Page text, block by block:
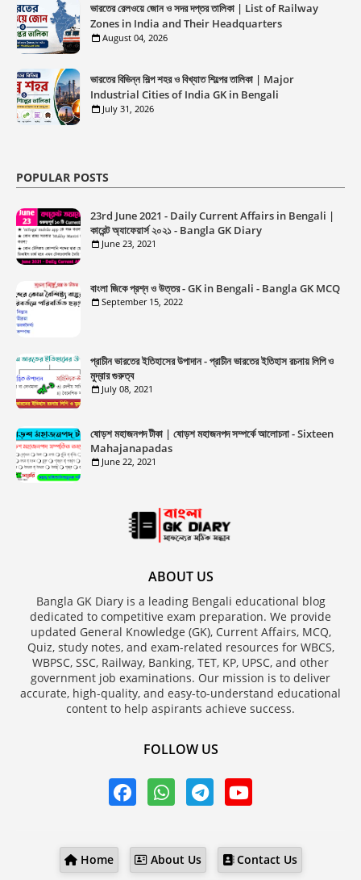
ভারতের রেলওয়ে জোন ও সদর দপ্তর তালিকা | List of Railway
Zones in India and Their Headquarters
August 04, 2026
ভারতের বিভিন্ন শিল্প শহর ও বিখ্যাত শিল্পের তালিকা | Major
Industrial Cities of India GK in Bengali
July 31, 2026
POPULAR POSTS
23rd June 2021 - Daily Current Affairs in Bengali |
কারেন্ট অ্যাফেয়ার্স ২০২১ - Bangla GK Diary
June 23, 2021
বাংলা জিকে প্রশ্ন ও উত্তর - GK in Bengali - Bangla GK MCQ
September 15, 2022
প্রাচীন ভারতের ইতিহাসের উপাদান - প্রাচীন ভারতের ইতিহাস রচনায় লিপি ও
মুদ্রার গুরুত্ব
July 08, 2021
ষোড়শ মহাজনপদ টীকা | ষোড়শ মহাজনপদ সম্পর্কে আলোচনা - Sixteen
Mahajanapadas
June 22, 2021
ABOUT US
Bangla GK Diary is a leading Bengali educational blog
dedicated to competitive exam preparation. We provide
updated General Knowledge (GK), Current Affairs, MCQ,
Quiz, study notes, and exam-related resources for WBCS,
WBPSC, SSC, Railway, Banking, TET, KP, UPSC, and other
government job examinations. Our mission is to deliver
accurate, high-quality, and easy-to-understand educational
content to help aspirants achieve success.
FOLLOW US
Home About Us Contact Us